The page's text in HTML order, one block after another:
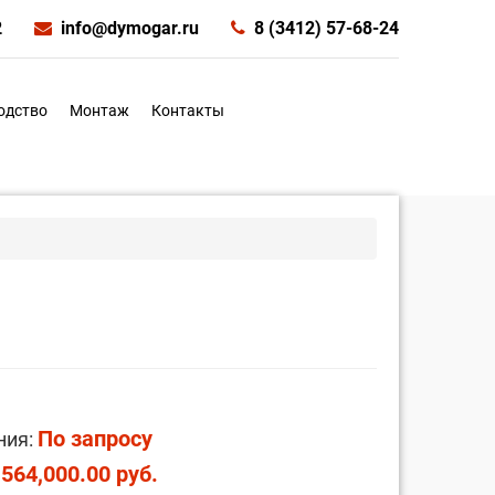
info@dymogar.ru 8 (3412) 57-68-24
Монтаж Контакты
По запросу
руб.